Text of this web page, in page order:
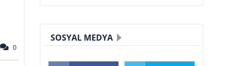
0
SOSYAL MEDYA